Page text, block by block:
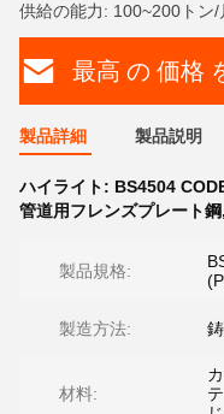
供給の能力: 100~200トン/
最高 の 価格
製品詳細 製品説明
ハイライト: BS4504
管道用フレンズプレート鋼,
製品規格:
製造方法:
材料: